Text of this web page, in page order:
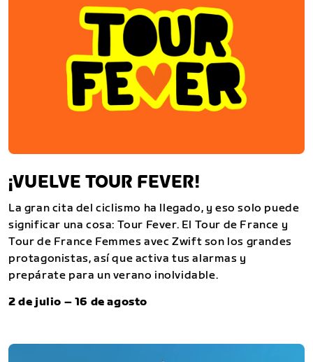
¡VUELVE TOUR FEVER!
La gran cita del ciclismo ha llegado, y eso solo puede
significar una cosa: Tour Fever. El Tour de France y
Tour de France Femmes avec Zwift son los grandes
protagonistas, así que activa tus alarmas y
prepárate para un verano inolvidable.
2 de julio – 16 de agosto